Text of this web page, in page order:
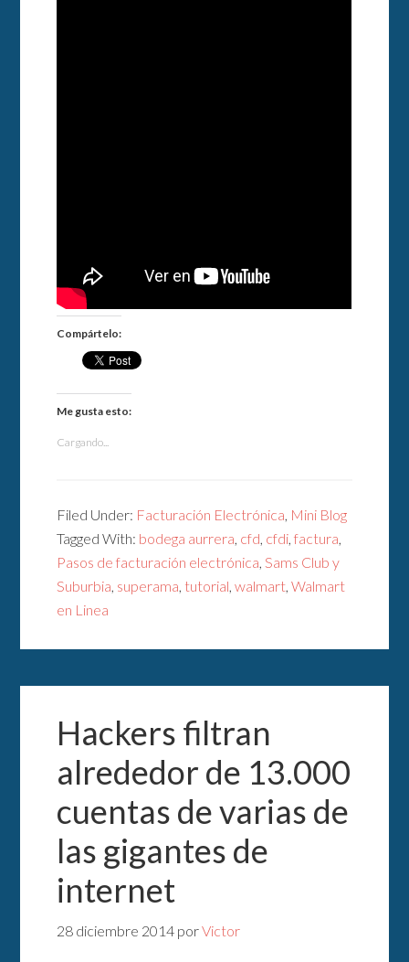
Compártelo:
Me gusta esto:
Cargando...
Filed Under: Facturación Electrónica Mini Blog
Tagged With: bodega aurrera cfd cfdi ,factura
Pasos de facturación electrónica Sams Club y
Suburbia superama tutorial ,walmart ,Walmart
en Linea
Hackers filtran
alrededor de 13.000
cuentas de varias de
las gigantes de
internet
28 diciembre 2014 porVictor